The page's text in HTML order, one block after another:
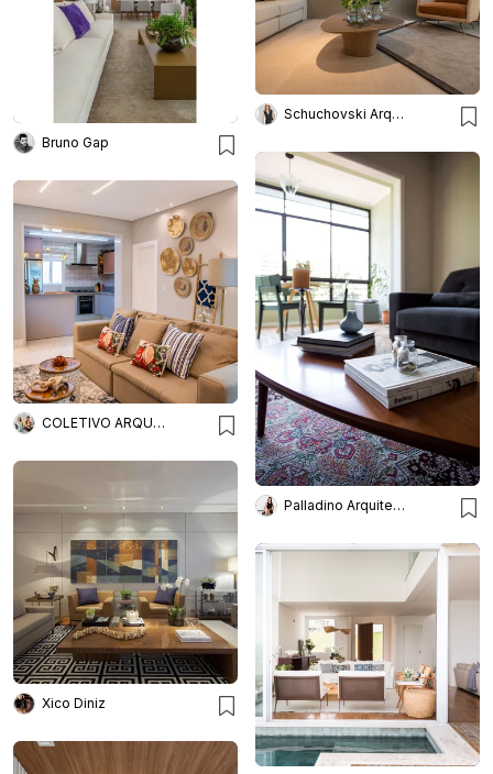
Schuchovski Arquitetura
Bruno Gap
Palladino Arquitetura
COLETIVO ARQUITETURA
Xico Diniz